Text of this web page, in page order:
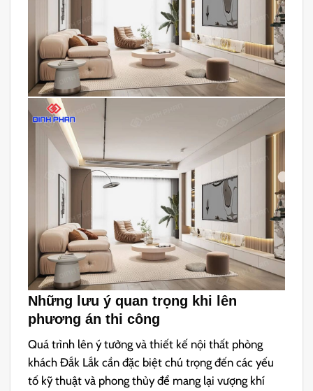
Những lưu ý quan trọng khi lên
phương án thi công
Quá trình lên ý tưởng và thiết kế nội thất phòng
khách Đắk Lắk cần đặc biệt chú trọng đến các yếu
tố kỹ thuật và phong thủy để mang lại vượng khí